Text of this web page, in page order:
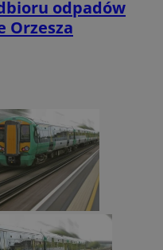
odpadów
Orzesza